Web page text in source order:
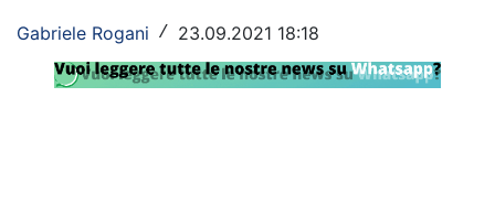
Rassegna Lazio
Social
Gabriele Rogani / 23.09.2021 18:18